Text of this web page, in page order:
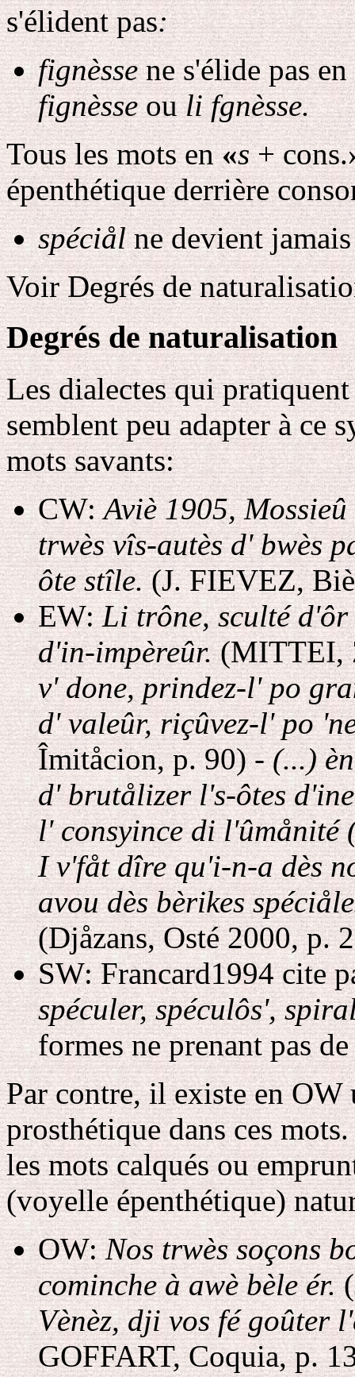
s'élident pas:
fignèssene s'élide pas
fignèsseouli fgnèsse.
Tous les mots en«s+
épenthétique derrière
spéciålne devient
Voir Degrés de
Degrés de naturalisation
Les dialectes qui
semblent peu adapter à ce
mots savants:
CW:Aviè 1905,
trwès vîs-autès d' bwès
ôte stîle.(J. FIEVEZ,
EW:Li trône, sculté
d'in-impèreûr.(MITTEI,
v' done, prindez-l' po
d' valeûr, riçûvez-l' po
Îmitåcion, p. 90) -(...)
d' brutålizer l's-ôtes
l' consyince di l'ûmånité
I v'fåt dîre qu'i-n-a dès
avou dès bèrikes
(Djåzans, Osté 2000, p.
SW: Francard1994 cite
spéculer, spéculôs',
formes ne prenant pas
Par contre, il existe en OW
prosthétiquedans ces
les mots calqués ou
(voyelle épenthétique)
OW:Nos trwès soçons
cominche à awè bèle ér.
Vènèz, dji vos fé goûter
GOFFART, Coquia, p.